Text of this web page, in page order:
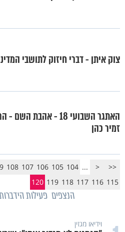
צוק איתן - דברי חיזוק לתושבי
האתגר השבועי 18 - אהבת השם
זמיר כהן
<<
<
...
104
105
106
107
108
115
116
117
118
119
120
הנצפים פעילות
וידיאו מגזין